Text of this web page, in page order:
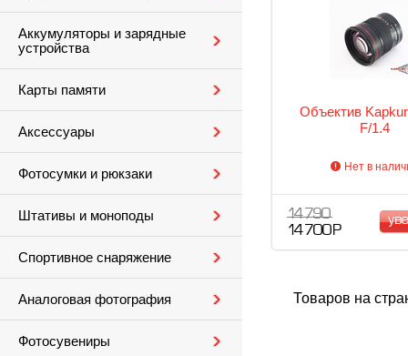
Аккумуляторы и зарядные
устройства
Карты памяти
Аксессуары
Фотосумки и рюкзаки
Штативы и моноподы
Спортивное снаряжение
Аналоговая фотография
Фотосувениры
Объектив
F/1.4
Нет в
14 790
14 700 Р
Товаров на